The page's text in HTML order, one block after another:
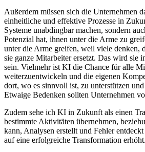
Außerdem müssen sich die Unternehmen
einheitliche und effektive Prozesse in
Systeme unabdingbar machen, sondern
Potenzial hat, ihnen unter die Arme zu
unter die Arme greifen, weil viele denken,
sie ganze Mitarbeiter ersetzt. Das wird sie
sein. Vielmehr ist KI die Chance für alle
weiterzuentwickeln und die eigenen
dort, wo es sinnvoll ist, zu unterstützen
Etwaige Bedenken sollten Unternehmen
Zudem sehe ich KI in Zukunft als einen
bestimmte Aktivitäten übernehmen,
kann, Analysen erstellt und Fehler
auf eine erfolgreiche Transformation erhöht.